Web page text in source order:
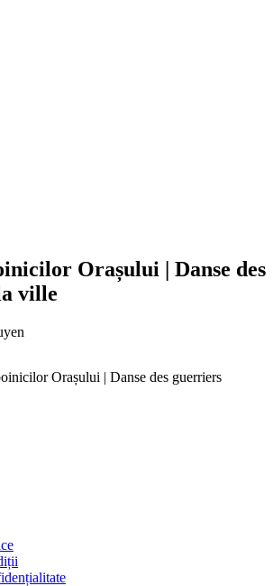
Orașului | Danse des
ville